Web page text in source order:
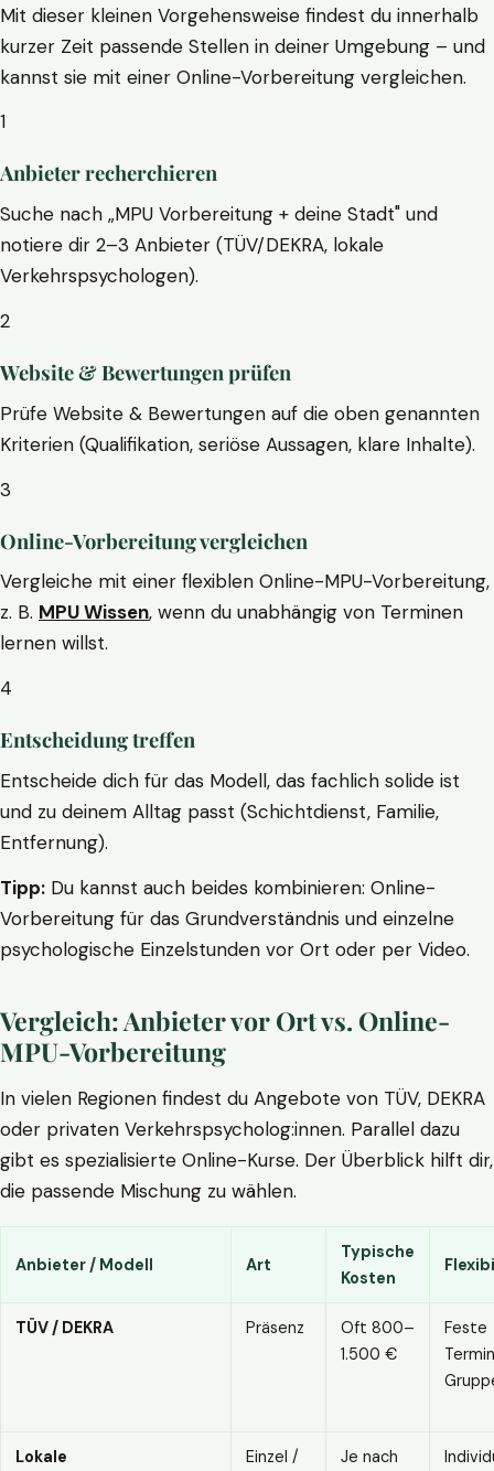
Mit dieser kleinen Vorgehensweise findest du innerhalb
kurzer Zeit passende Stellen in deiner Umgebung – und
kannst sie mit einer Online-Vorbereitung vergleichen.
1
Anbieter recherchieren
Suche nach „MPU Vorbereitung + deine Stadt" und
notiere dir 2–3 Anbieter (TÜV/DEKRA, lokale
Verkehrspsychologen).
2
Website & Bewertungen prüfen
Prüfe Website & Bewertungen auf die oben genannten
Kriterien (Qualifikation, seriöse Aussagen, klare Inhalte).
3
Online-Vorbereitung vergleichen
Vergleiche mit einer flexiblen Online-MPU-Vorbereitung,
z. B. MPU Wissen, wenn du unabhängig von Terminen
lernen willst.
4
Entscheidung treffen
Entscheide dich für das Modell, das fachlich solide ist
und zu deinem Alltag passt (Schichtdienst, Familie,
Entfernung).
Tipp: Du kannst auch beides kombinieren: Online-
Vorbereitung für das Grundverständnis und einzelne
psychologische Einzelstunden vor Ort oder per Video.
Vergleich: Anbieter vor Ort vs. Online-
MPU-Vorbereitung
In vielen Regionen findest du Angebote von TÜV, DEKRA
oder privaten Verkehrspsycholog:innen. Parallel dazu
gibt es spezialisierte Online-Kurse. Der Überblick hilft dir,
die passende Mischung zu wählen.
Anbieter / Modell Art
Typische
Kosten
TÜV / DEKRA Präsenz
Oft 800–
1.500 €
Feste
Lokale
Einzel /
Je nach